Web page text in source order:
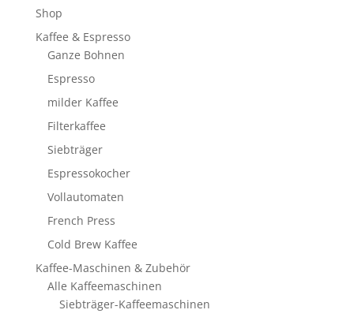
Shop
Kaffee & Espresso
Ganze Bohnen
Espresso
milder Kaffee
Filterkaffee
Siebträger
Espressokocher
Vollautomaten
French Press
Cold Brew Kaffee
Kaffee-Maschinen & Zubehör
Alle Kaffeemaschinen
Siebträger-Kaffeemaschinen